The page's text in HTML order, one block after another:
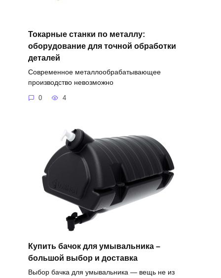
Токарные станки по металлу:
оборудование для точной обработки
деталей
Современное металлообрабатывающее
производство невозможно
0 4
Купить бачок для умывальника –
большой выбор и доставка
Выбор бачка для умывальника — вещь не из